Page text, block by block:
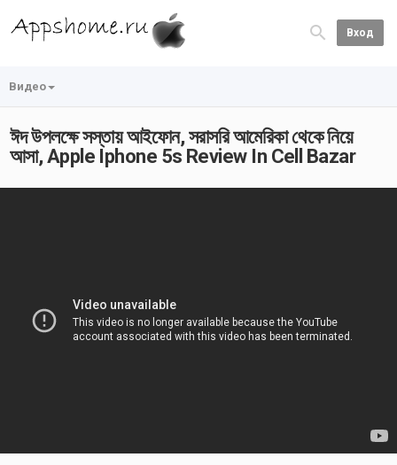
Вход
Видео
ঈদ উপলক্ষে সস্তায় আইফোন, সরাসরি আমেরিকা থেকে নিয়ে
আসা, Apple Iphone 5s Review In Cell Bazar